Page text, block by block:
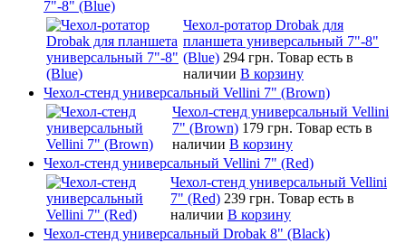
7"-8" (Blue)
Чехол-ротатор Drobak для
планшета универсальный 7"-8"
(Blue) 294 грн. Товар есть в
наличии В корзину
Чехол-стенд универсальный Vellini 7" (Brown)
Чехол-стенд универсальный Vellini
7" (Brown) 179 грн. Товар есть в
наличии В корзину
Чехол-стенд универсальный Vellini 7" (Red)
Чехол-стенд универсальный Vellini
7" (Red) 239 грн. Товар есть в
наличии В корзину
Чехол-стенд универсальный Drobak 8" (Black)